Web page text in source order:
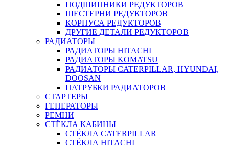
ПОДШИПНИКИ РЕДУКТОРОВ
ШЕСТЕРНИ РЕДУКТОРОВ
КОРПУСА РЕДУКТОРОВ
ДРУГИЕ ДЕТАЛИ РЕДУКТОРОВ
РАДИАТОРЫ
РАДИАТОРЫ HITACHI
РАДИАТОРЫ KOMATSU
РАДИАТОРЫ CATERPILLAR, HYUNDAI,
DOOSAN
ПАТРУБКИ РАДИАТОРОВ
СТАРТЕРЫ
ГЕНЕРАТОРЫ
РЕМНИ
СТЁКЛА КАБИНЫ
СТЁКЛА CATERPILLAR
СТЁКЛА HITACHI